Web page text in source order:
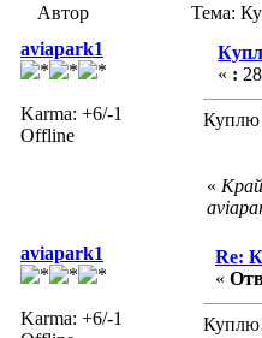
Автор
Тема:
aviapark1
Karma: +6/-1
Offline
« :
Куплю
«
aviapark1
Karma: +6/-1
Re:
«